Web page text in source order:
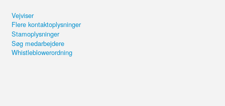
Vejviser
Flere kontaktoplysninger
Stamoplysninger
Søg medarbejdere
Whistleblowerordning